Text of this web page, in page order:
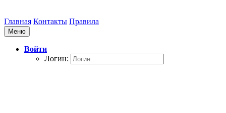
Главная Контакты Правила
Меню
Войти
Логин: